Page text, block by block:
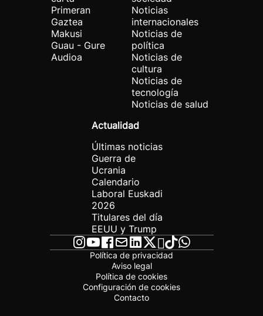
Primeran
Gaztea
Makusi
Guau - Gure
Audioa
Noticias
internacionales
Noticias de
política
Noticias de
cultura
Noticias de
tecnología
Noticias de salud
Actualidad
Últimas noticias
Guerra de
Ucrania
Calendario
Laboral Euskadi
2026
Titulares del día
EEUU y Trump
Política de privacidad
Aviso legal
Política de cookies
Configuración de cookies
Contacto